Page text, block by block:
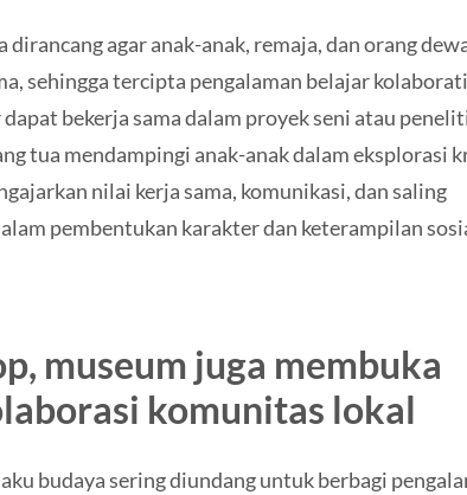
agar anak-anak, remaja, dan orang
sehingga tercipta pengalaman belajar
bekerja sama dalam proyek seni atau
tua mendampingi anak-anak dalam eksplorasi
nilai kerja sama, komunikasi, dan saling
pembentukan karakter dan keterampilan
museum juga membuka
komunitas lokal
budaya sering diundang untuk berbagi